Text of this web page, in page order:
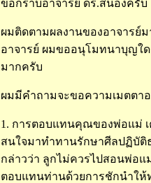
ขอกราบอาจารย์ ดร.สนองครับ
ผมติดตามผลงานของอาจารย์
อาจารย์ ผมขออนุโมทนาบุญใ
มากครับ
ผมมีคำถามจะขอความเมตตา
1. การตอบแทนคุณของพ่อแม่
สนใจมาทำทานรักษาศีลปฏิบัติ
กล่าวว่า ลูกไม่ควรไปสอนพ่อแ
ตอบแทนท่านด้วยการชักนำให้